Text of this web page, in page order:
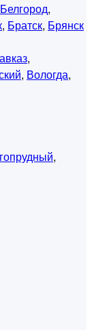
Белгород,
, Братск, Брянск
,
, Вологда,
,